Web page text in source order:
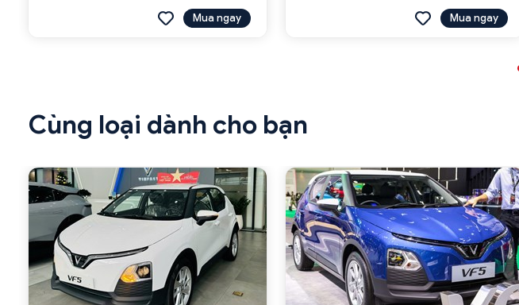
Mua ngay
Mua ngay
Cùng loại dành cho bạn